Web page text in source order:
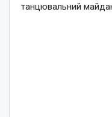
танцювальний